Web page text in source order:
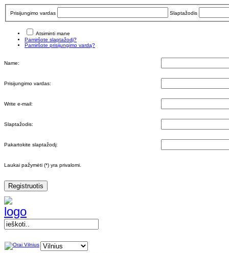
Prisijungimo vardas Slaptažodis
Atsiminti mane
Pamiršote slaptažodį?
Pamiršote prisijungimo vardą?
Name:
Prisijungimo vardas:
Write e-mail:
Slaptažodis:
Pakartokite slaptažodį:
Laukai pažymėti (*) yra privalomi.
Registruotis